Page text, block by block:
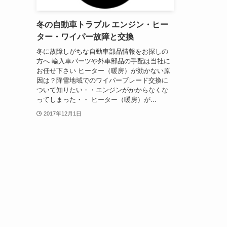
冬の自動車トラブル エンジン・ヒー
ター・ワイパー故障と交換
冬に故障しがちな自動車部品情報をお探しの
方へ 輸入車パーツや外車部品の手配は当社に
お任せ下さい ヒーター（暖房）が効かない原
因は？降雪地域でのワイパーブレード交換に
ついて知りたい・・エンジンがかからなくな
ってしまった・・ ヒーター（暖房）が...
2017年12月1日